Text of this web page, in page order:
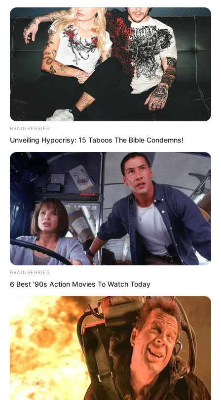
укр рус
Головна/ Новини/Війна
По Харкову вдарили авіабомбами
вперше з 2022 року - поліція
27.03.2024, 17:05
По Харкову вдарили авіабомбами - вперше з 2022-го
року. Про це повідомив начальник Слідчого управління
ГУ Нацполіції в Харківській області Сергій Болвінов.
Підударом був Шевченківський район, за перевіреною
інформацією, РФ застосувала дешевий аналог
крилатої ракети, виготовлений на базі ФАБ-250.
Є два прильоти - перше влучання по загальноосвітній
школі, друге прямо посеред житлових будинків.
Станом на 17 годину відомо про одного загиблого
чоловіка, під час удару він перебував на вулиці, біля
будинку. У мерії написали, що поранених наразі - 16
осіб, 4 із них - діти.
На місці працюють усі служби, почалася рятувальна
операція.